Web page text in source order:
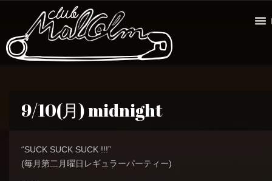
9/10(月) midnight
“SUCK SUCK SUCK !!!”
(毎月第二月曜日レギュラーパーティー)